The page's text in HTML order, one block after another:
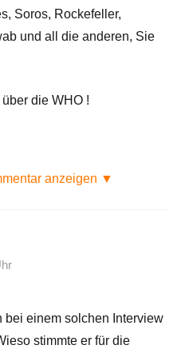
Soros, Rockefeller,
und all die anderen, Sie
die WHO !
anzeigen ▼
bei einem solchen Interview
stimmte er für die